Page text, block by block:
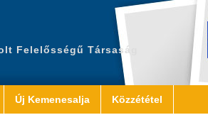
Felelősségű Társaság
Új Kemenesalja Közzététel